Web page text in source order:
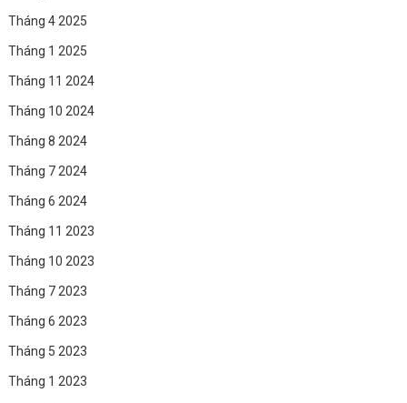
Tháng 4 2025
Tháng 1 2025
Tháng 11 2024
Tháng 10 2024
Tháng 8 2024
Tháng 7 2024
Tháng 6 2024
Tháng 11 2023
Tháng 10 2023
Tháng 7 2023
Tháng 6 2023
Tháng 5 2023
Tháng 1 2023